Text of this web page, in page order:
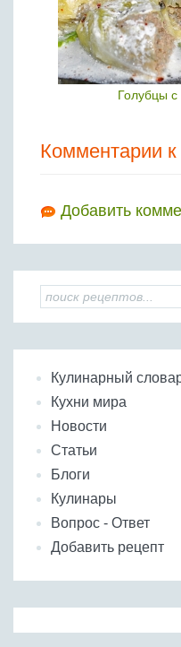
Голубцы
Комментарии к
Добавить
Кулинарный
Кухни мира
Новости
Статьи
Блоги
Кулинары
Вопрос - Ответ
Добавить рецепт